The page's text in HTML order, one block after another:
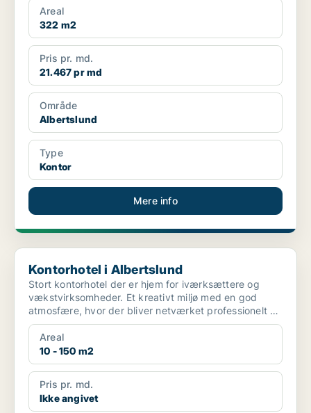
Areal
322 m2
Pris pr. md.
21.467 pr md
Område
Albertslund
Type
Kontor
Mere info
Kontorhotel i Albertslund
Kontorhotel i Albertslund
Stort kontorhotel der er hjem for iværksættere og
vækstvirksomheder. Et kreativt miljø med en god
atmosfære, hvor der bliver netværket professionelt og
priva...
Areal
10 - 150 m2
Pris pr. md.
Ikke angivet